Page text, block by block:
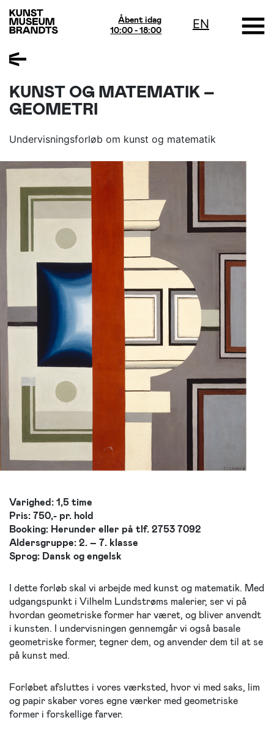
Åbent idag
10:00 - 18:00
EN
KUNST OG MATEMATIK –
GEOMETRI
Undervisningsforløb om kunst og matematik
Varighed: 1,5 time
Pris: 750,- pr. hold
Booking: Herunder eller på tlf. 2753 7092
Aldersgruppe: 2. – 7. klasse
Sprog: Dansk og engelsk
I dette forløb skal vi arbejde med kunst og matematik. Med
udgangspunkt i Vilhelm Lundstrøms malerier, ser vi på
hvordan geometriske former har været, og bliver anvendt
i kunsten. I undervisningen gennemgår vi også basale
geometriske former, tegner dem, og anvender dem til at se
på kunst med.
Forløbet afsluttes i vores værksted, hvor vi med saks, lim
og papir skaber vores egne værker med geometriske
former i forskellige farver.